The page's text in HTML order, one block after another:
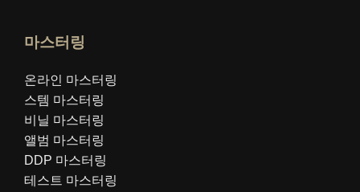
마스터링
온라인 마스터링
스템 마스터링
비닐 마스터링
앨범 마스터링
DDP 마스터링
테스트 마스터링